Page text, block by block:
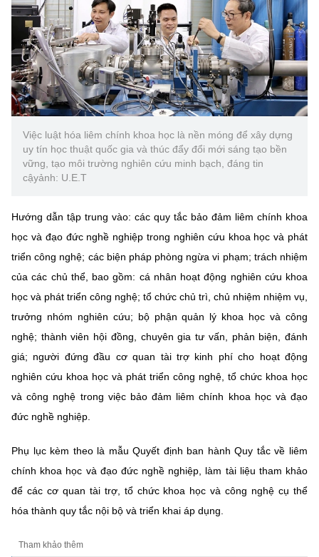
Cơ quan chủ quản: Bộ Khoa học và Công nghệ (MST)
Chịu trách nhiệm nội dung: Nguyễn Thị Hải Hằng
Giám đốc Trung tâm Truyền thông Khoa học và Công nghệ.
Liên hệ
Địa chỉ: Ban Biên tập Cổng TTĐT - 18 Nguyễn Du, TP. Hà Nội
Điện thoại: 024 3936 9506
Email:stc@mst.gov.vn
©2026 Bản quyền thuộc Bộ Khoa Học và Công Nghệ
(Ghi rõ nguồn "https://mst.gov.vn" khi phát hành lại thông tin từ
website này)
Việc luật hóa liêm chính khoa học là nền móng để xây dựng
uy tín học thuật quốc gia và thúc đẩy đổi mới sáng tạo bền
vững, tạo môi trường nghiên cứu minh bạch, đáng tin
cậyảnh: U.E.T
Hướng dẫn tập trung vào: các quy tắc bảo đảm liêm chính khoa
học và đạo đức nghề nghiệp trong nghiên cứu khoa học và phát
triển công nghệ; các biện pháp phòng ngừa vi phạm; trách nhiệm
của các chủ thể, bao gồm: cá nhân hoạt động nghiên cứu khoa
học và phát triển công nghệ; tổ chức chủ trì, chủ nhiệm nhiệm vụ,
trưởng nhóm nghiên cứu; bộ phận quản lý khoa học và công
nghệ; thành viên hội đồng, chuyên gia tư vấn, phản biện, đánh
giá; người đứng đầu cơ quan tài trợ kinh phí cho hoạt động
nghiên cứu khoa học và phát triển công nghệ, tổ chức khoa học
và công nghệ trong việc bảo đảm liêm chính khoa học và đạo
đức nghề nghiệp.
Phụ lục kèm theo là mẫu Quyết định ban hành Quy tắc về liêm
chính khoa học và đạo đức nghề nghiệp, làm tài liệu tham khảo
để các cơ quan tài trợ, tổ chức khoa học và công nghệ cụ thể
hóa thành quy tắc nội bộ và triển khai áp dụng.
Tham khảo thêm